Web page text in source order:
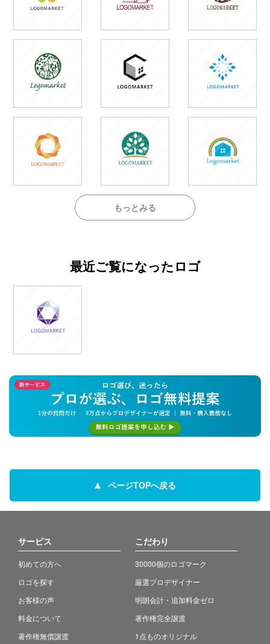
もっとみる
最近ご覧になったロゴ
ページTOPへ戻る
サービス
初めての方へ
ロゴを探す
お客様の声
料金について
著作権無償譲渡
こだわり
30000個のロゴマーク
厳選プロデザイナー
明朗会計・追加料金ゼロ
著作権完全譲渡
1点ものオリジナル